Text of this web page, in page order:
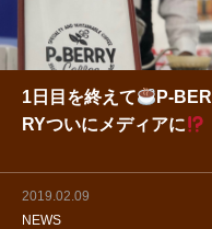
1日目を終えて
P-BER
RYついにメディアに
2019.02.09
NEWS